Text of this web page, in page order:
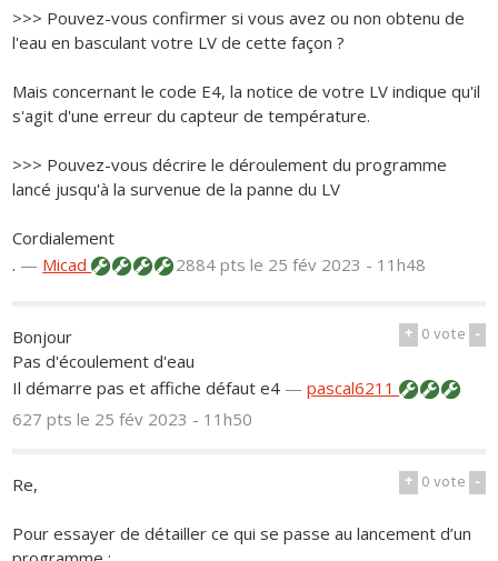
>>> Pouvez-vous confirmer si vous avez ou non obtenu de
l'eau en basculant votre LV de cette façon ?
Mais concernant le code E4, la notice de votre LV indique qu'il
s'agit d'une erreur du capteur de température.
>>> Pouvez-vous décrire le déroulement du programme
lancé jusqu'à la survenue de la panne du LV
Cordialement
. — Micad 2884 ptsle 25 fév 2023 - 11h48
+ 0vote -
Bonjour
Pas d'écoulement d'eau
Il démarre pas et affiche défaut e4 —pascal6211
627 ptsle 25 fév 2023 - 11h50
+ 0vote -
Re,
Pour essayer de détailler ce qui se passe au lancement d’un